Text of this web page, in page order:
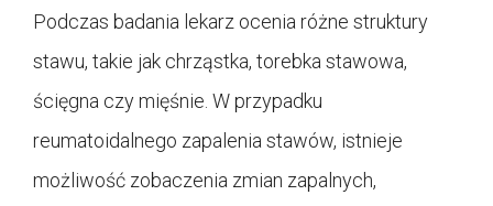
Podczas badania lekarz ocenia różne struktury
stawu, takie jak chrząstka, torebka stawowa,
ścięgna czy mięśnie. W przypadku
reumatoidalnego zapalenia stawów, istnieje
możliwość zobaczenia zmian zapalnych,